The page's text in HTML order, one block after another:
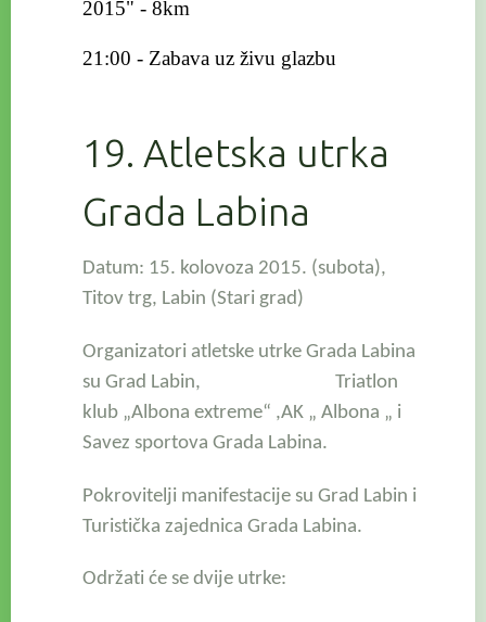
2015" - 8km
21:00 - Zabava uz živu glazbu
19. Atletska utrka
Grada Labina
Datum: 15. kolovoza 2015. (subota),
Titov trg, Labin (Stari grad)
Organizatori atletske utrke Grada Labina
su Grad Labin, Triatlon
klub „Albona extreme“ ,AK „ Albona „ i
Savez sportova Grada Labina.
Pokrovitelji manifestacije su Grad Labin i
Turistička zajednica Grada Labina.
Održati će se dvije utrke: